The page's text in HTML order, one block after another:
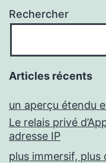
Rechercher
Articles récents
un aperçu étendu
Le relais privé
adresse IP
plus immersif,